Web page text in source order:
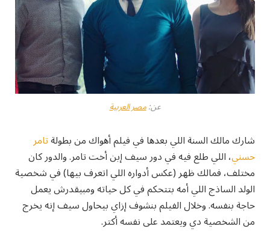
عن:مصر العربية
شارك مالك السنة اللي بعدها في فيلم أهواك من بطولةتامر
حسني، اللي طلع فيه في دور سيف إبن أخت تامر. والدور كان
مختلف، فمالك ظهر (عكس أدواره اللي اتعرف بيها) في شخصية
الولد الساذج اللي أمه بتتحكم في كل حياته ومبيقدرش يعمل
حاجة بنفسه. وخلال الفيلم بنشوف إزاي بيحاول سيف إنه يخرج
من الشخصية دي ويعتمد على نفسه أكتر.